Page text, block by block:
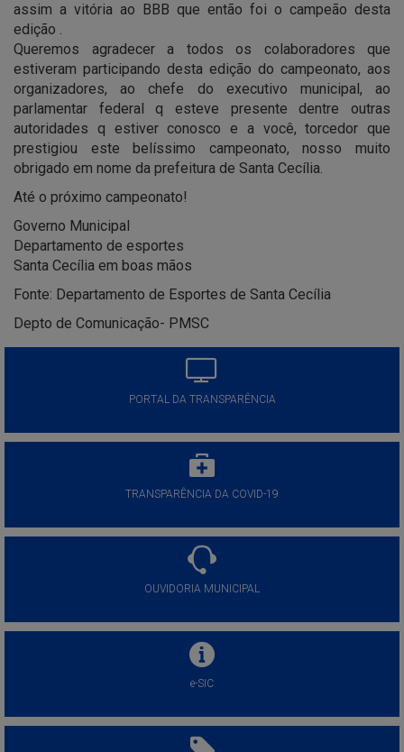
assim a vitória ao BBB que então foi o campeão desta
edição .
Queremos agradecer a todos os colaboradores que
estiveram participando desta edição do campeonato, aos
organizadores, ao chefe do executivo municipal, ao
parlamentar federal q esteve presente dentre outras
autoridades q estiver conosco e a você, torcedor que
prestigiou este belíssimo campeonato, nosso muito
obrigado em nome da prefeitura de Santa Cecília.
Até o próximo campeonato!
Governo Municipal
Departamento de esportes
Santa Cecília em boas mãos
Fonte: Departamento de Esportes de Santa Cecília
Depto de Comunicação- PMSC
PORTAL DA TRANSPARÊNCIA
TRANSPARÊNCIA DA COVID-19
OUVIDORIA MUNICIPAL
e-SIC